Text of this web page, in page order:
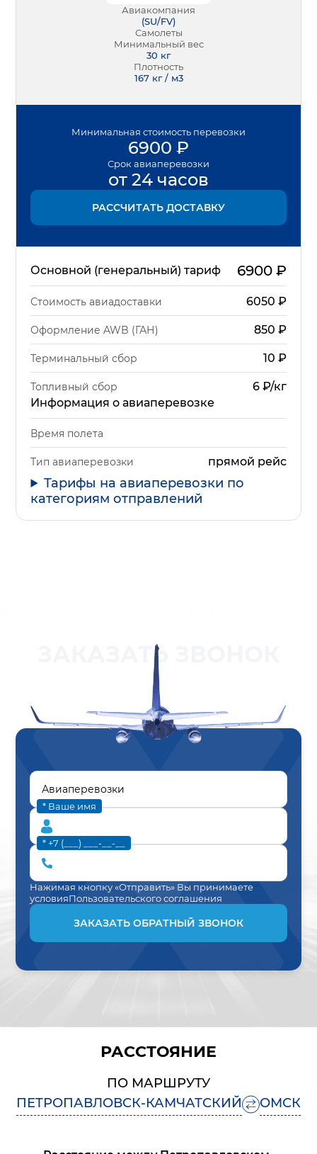
Авиакомпания
(SU/FV)
Самолеты
Минимальный вес
30 кг
Плотность
167 кг / м3
Минимальная стоимость перевозки
6900 ₽
Срок авиаперевозки
от 24 часов
РАССЧИТАТЬ ДОСТАВКУ
Основной (генеральный) тариф 6900₽
Стоимость авиадоставки 6050 ₽
Оформление AWB (ГАН) 850 ₽
Терминальный сбор 10 ₽
Топливный сбор
6 ₽/кг
Информация о авиаперевозке
Время полета
Тип авиаперевозки прямой рейс
Тарифы на авиаперевозки по
категориям отправлений
ЗАКАЗАТЬ ЗВОНОК
* Ваше имя
* +7 (___) ___-__-__
Нажимая кнопку «Отправить» Вы принимаете
условияПользовательского соглашения
ЗАКАЗАТЬ ОБРАТНЫЙ ЗВОНОК
РАССТОЯНИЕ
ПО МАРШРУТУ
ПЕТРОПАВЛОВСК-КАМЧАТСКИЙ
ОМСК